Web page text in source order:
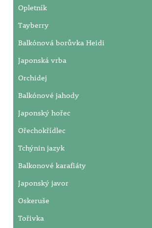
Opletník
Tayberry
Balkónová borůvka Heidi
Japonská vrba
Orchidej
Balkónové jahody
Japonský hořec
Ořechokřídlec
Tchýnin jazyk
Balkonové karafiáty
Japonský javor
Oskeruše
Tořivka